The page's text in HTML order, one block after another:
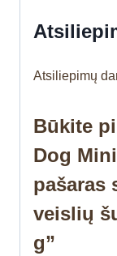
Atsiliepimų
Būkite
Dog
pašaras
veislių
g”